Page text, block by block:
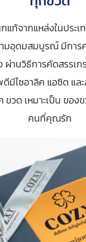
ท้จากแหล่งในประเ
มอุดมสมบูรณ์ มีการ
ผ่านวิธีการคัดสรรเก
ไซอาลิค แอซิด และ
ขวด เหมาะเป็น ขอ
คนที่คุณรัก